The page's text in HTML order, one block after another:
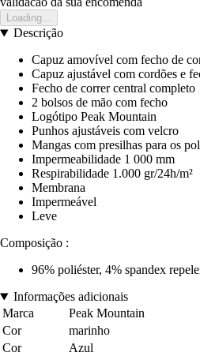
Loading...
Descrição
Capuz amovível com fecho de
Capuz ajustável com cordões e
Fecho de correr central completo
2 bolsos de mão com fecho
Logótipo Peak Mountain
Punhos ajustáveis com velcro
Mangas com presilhas para os
Impermeabilidade 1 000 mm
Respirabilidade 1.000 gr/24h/m²
Membrana
Impermeável
Leve
Composição :
96% poliéster, 4% spandex
Informações adicionais
Marca
Peak Mountain
Cor
marinho
Cor
Azul